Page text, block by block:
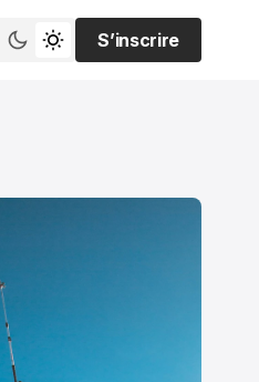
S’inscrire
S’inscrire